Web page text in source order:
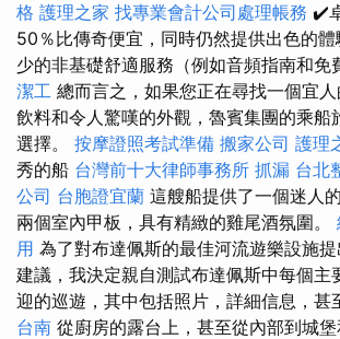
格 護理之家 找專業會計公司處理帳務 ✔️
50％比傳奇便宜，同時仍然提供出色的
少的非基礎舒適服務（例如音頻指南和免
潔工 總而言之，如果您正在尋找一個宜
飲料和令人驚嘆的外觀，魯賓集團的乘船
選擇。 按摩證照考試準備 搬家公司 護理
秀的船 台灣前十大律師事務所 抓漏 台北
公司 台胞證宜蘭 這艘船提供了一個迷人
兩個室內甲板，具有精緻的雞尾酒氛圍。
用 為了對布達佩斯的最佳河流遊樂設施
建議，我決定親自測試布達佩斯中每個主
迎的巡遊，其中包括照片，詳細信息，甚
台南 從廚房的露台上，甚至從內部到城